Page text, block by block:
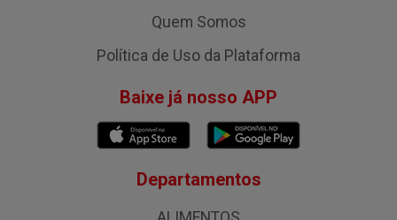
Quem Somos
Política de Uso da Plataforma
Baixe já nosso APP
Departamentos